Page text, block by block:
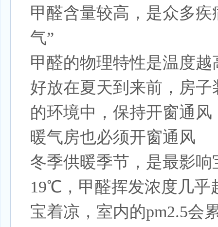
甲醛含量较高，是众多
气”
甲醛的物理特性是温度
好放在夏天到来前，房
的环境中，保持开窗通
暖气房也必须开窗通风
冬季供暖季节，是最影
19℃，甲醛挥发浓度几乎
宝着凉，室内的pm2.5会